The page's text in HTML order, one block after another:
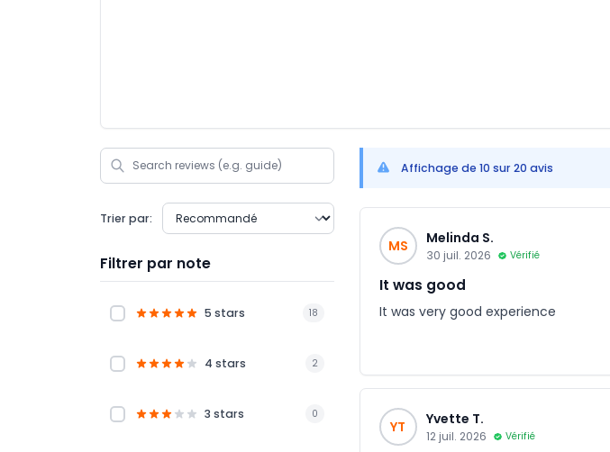
Trier par:
Filtrer par note
5 stars 18
4 stars 2
3 stars 0
Affichage de 10 sur 20 avis
MS Melinda S.
30 juil. 2026 Vérifié
It was good
It was very good experience
YT Yvette T.
12 juil. 2026 Vérifié